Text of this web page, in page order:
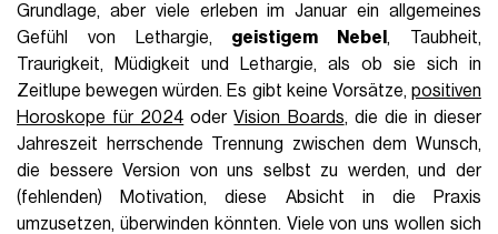
Grundlage, aber viele erleben im Januar ein allgemeines
Gefühl von Lethargie, geistigem Nebel , Taubheit,
Traurigkeit, Müdigkeit und Lethargie, als ob sie sich in
Zeitlupe bewegen würden. Es gibt keine Vorsätze, positiven
Horoskope für 2024 oderVision Boards, die die in dieser
Jahreszeit herrschende Trennung zwischen dem Wunsch,
die bessere Version von uns selbst zu werden, und der
(fehlenden) Motivation, diese Absicht in die Praxis
umzusetzen, überwinden könnten. Viele von uns wollen sich